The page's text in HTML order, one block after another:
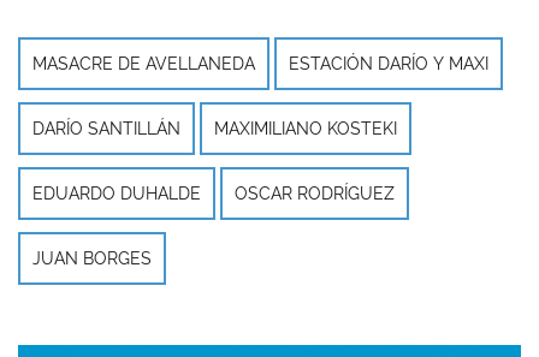
MASACRE DE AVELLANEDA ESTACIÓN DARÍO Y MAXI
DARÍO SANTILLÁN MAXIMILIANO KOSTEKI
EDUARDO DUHALDE OSCAR RODRÍGUEZ
JUAN BORGES